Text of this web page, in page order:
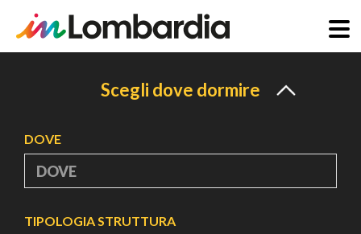
Scegli dove dormire
DOVE
TIPOLOGIA STRUTTURA